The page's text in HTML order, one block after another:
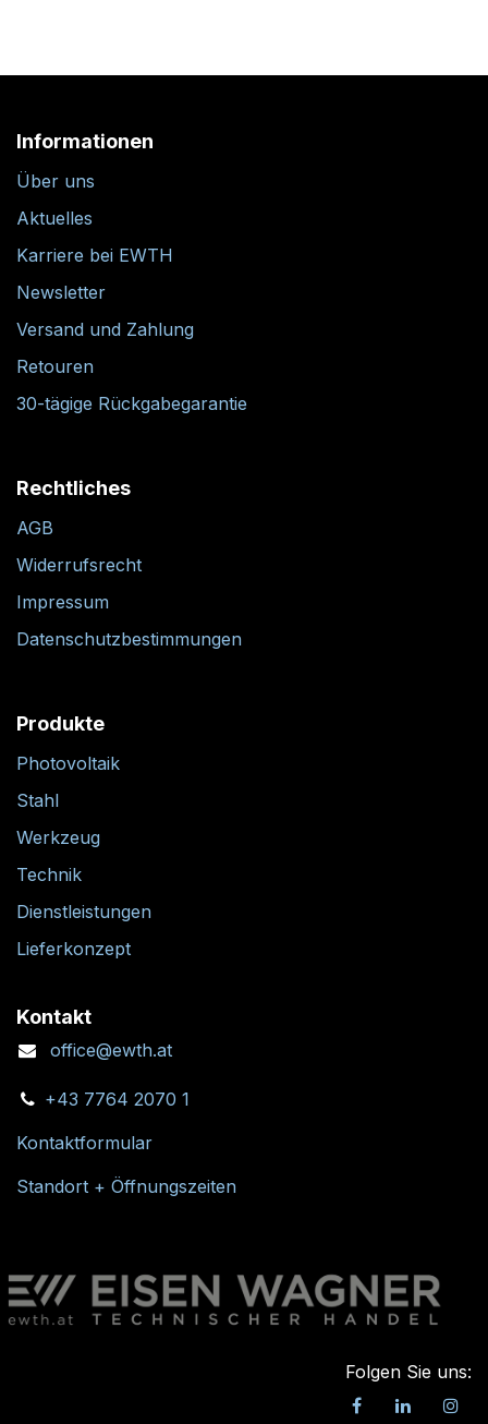
Informationen
Über uns
Aktuelles
Karriere bei EWTH
Newsletter
Versand und Zahlung
Retouren
30-tägige Rückgabegarantie
Rechtliches
AGB
Widerrufsrecht
Impressum
Datenschutzbestimmungen
Produkte
Photovoltaik
Stahl
Werkzeug
Technik
Dienstleistungen
Lieferkonzept
Kontakt
office@ewth.at
+43 7764 2070 1
Kontaktformular
Standort + Öffnungszeiten
Folgen Sie uns: